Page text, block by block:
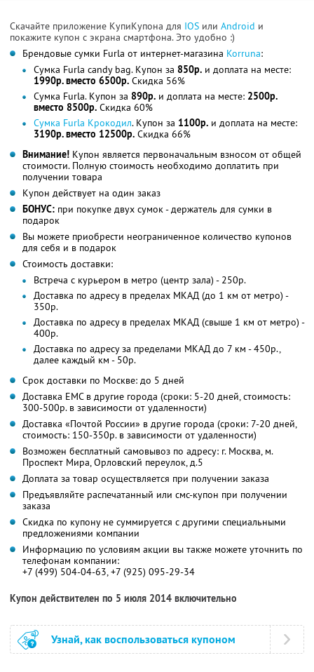
Скачайте приложение КупиКупона для IOS или Android и
покажите купон с экрана смартфона. Это удобно :)
Брендовые сумки Furla от интернет-магазина Korruna:
Сумка Furla candy bag. Купон за 850р. и доплата на месте:
1990р. вместо 6500р. Скидка 56%
Сумка Furla. Купон за 890р. и доплата на месте: 2500р.
вместо 8500р. Скидка 60%
Сумка Furla Крокодил. Купон за 1100р. и доплата на месте:
3190р. вместо 12500р. Скидка 66%
Внимание! Купон является первоначальным взносом от общей
стоимости. Полную стоимость необходимо доплатить при
получении товара
Купон действует на один заказ
БОНУС: при покупке двух сумок - держатель для сумки в
подарок
Вы можете приобрести неограниченное количество купонов
для себя и в подарок
Стоимость доставки:
Встреча с курьером в метро (центр зала) - 250р.
Доставка по адресу в пределах МКАД (до 1 км от метро) -
350р.
Доставка по адресу в пределах МКАД (свыше 1 км от метро) -
400р.
Доставка по адресу за пределами МКАД до 7 км - 450р.,
далее каждый км - 50р.
Срок доставки по Москве: до 5 дней
Доставка ЕМС в другие города (сроки: 5-20 дней, стоимость:
300-500р. в зависимости от удаленности)
Доставка «Почтой России» в другие города (сроки: 7-20 дней,
стоимость: 150-350р. в зависимости от удаленности)
Возможен бесплатный самовывоз по адресу: г. Москва, м.
Проспект Мира, Орловский переулок, д.5
Доплата за товар осуществляется при получении заказа
Предъявляйте распечатанный или смс-купон при получении
заказа
Скидка по купону не суммируется с другими специальными
предложениями компании
Информацию по условиям акции вы также можете уточнить по
телефонам компании:
+7 (499) 504-04-63, +7 (925) 095-29-34
Купон действителен по 5 июля 2014 включительно
Узнай, как воспользоваться купоном